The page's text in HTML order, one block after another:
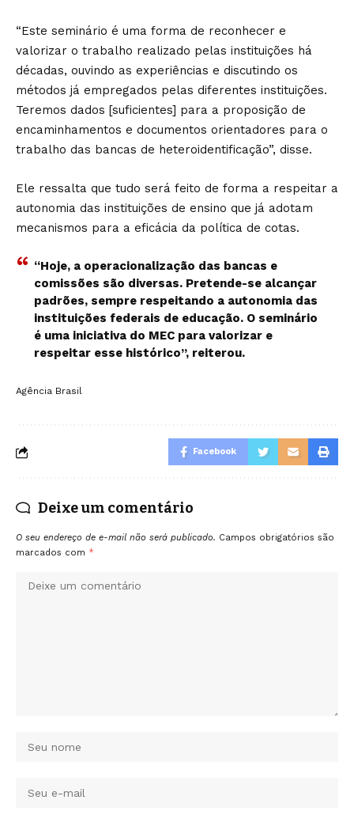
“Este seminário é uma forma de reconhecer e
valorizar o trabalho realizado pelas instituições há
décadas, ouvindo as experiências e discutindo os
métodos já empregados pelas diferentes instituições.
Teremos dados [suficientes] para a proposição de
encaminhamentos e documentos orientadores para o
trabalho das bancas de heteroidentificação”, disse.
Ele ressalta que tudo será feito de forma a respeitar a
autonomia das instituições de ensino que já adotam
mecanismos para a eficácia da política de cotas.
“Hoje, a operacionalização das bancas e
comissões são diversas. Pretende-se alcançar
padrões, sempre respeitando a autonomia das
instituições federais de educação. O seminário
é uma iniciativa do MEC para valorizar e
respeitar esse histórico”, reiterou.
Agência Brasil
Facebook
Deixe um comentário
O seu endereço de e-mail não será publicado. Campos obrigatórios são
marcados com *